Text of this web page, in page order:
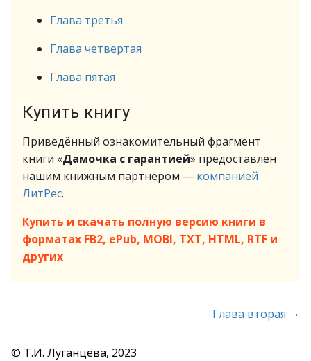
Глава третья
Глава четвертая
Глава пятая
Купить книгу
Приведённый ознакомительный фрагмент
книги «Дамочка с гарантией» предоставлен
нашим книжным партнёром — компанией
ЛитРес.
Купить и скачать полную версию книги в
форматах FB2, ePub, MOBI, TXT, HTML, RTF и
других
Глава вторая →
© Т.И. Луганцева, 2023